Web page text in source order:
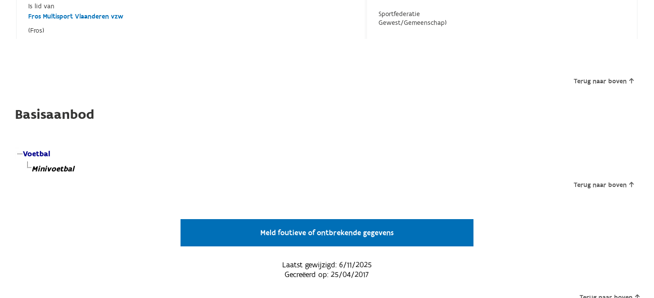
Is lid van
Fros Multisport Vlaanderen vzw
(Fros)
Sportfederatie
Gewest/Gemeenschap)
Terug naar boven
Basisaanbod
Voetbal
Minivoetbal
Terug naar boven
Meld foutieve of ontbrekende gegevens
Laatst gewijzigd: 6/11/2025
Gecreëerd op:25/04/2017